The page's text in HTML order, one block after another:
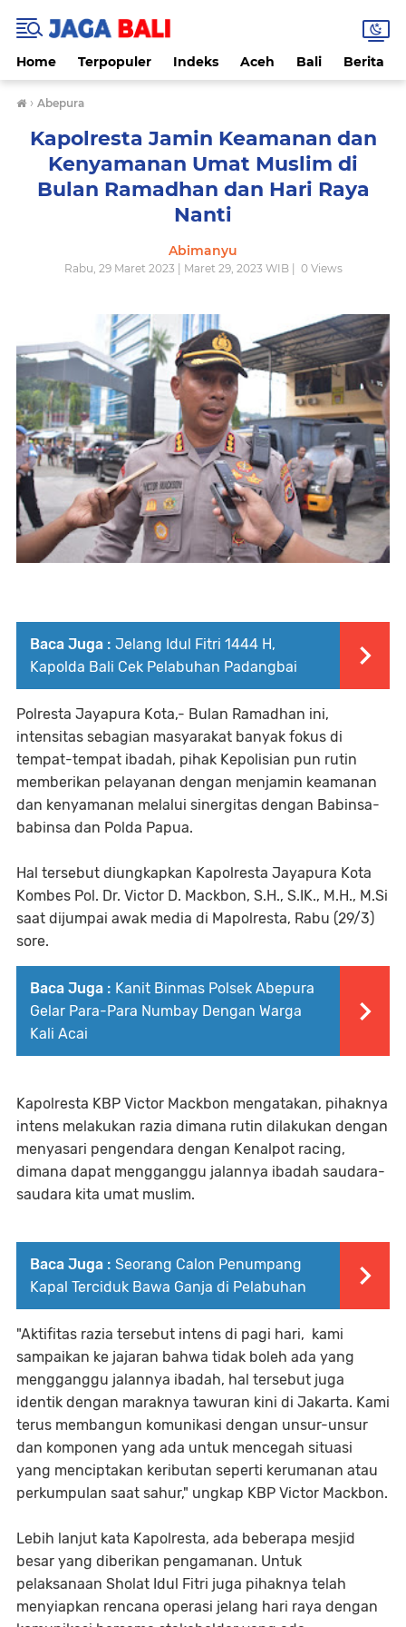
Home Terpopuler Indeks Aceh Bali Berita
› Abepura
Kapolresta Jamin Keamanan dan
Kenyamanan Umat Muslim di
Bulan Ramadhan dan Hari Raya
Nanti
Abimanyu
Rabu, 29 Maret 2023 | Maret 29, 2023 WIB | 0Views
Baca Juga : Jelang Idul Fitri 1444 H,
Kapolda Bali Cek Pelabuhan Padangbai
Polresta Jayapura Kota,- Bulan Ramadhan ini,
intensitas sebagian masyarakat banyak fokus di
tempat-tempat ibadah, pihak Kepolisian pun rutin
memberikan pelayanan dengan menjamin keamanan
dan kenyamanan melalui sinergitas dengan Babinsa-
babinsa dan Polda Papua.
Hal tersebut diungkapkan Kapolresta Jayapura Kota
Kombes Pol. Dr. Victor D. Mackbon, S.H., S.IK., M.H., M.Si
saat dijumpai awak media di Mapolresta, Rabu (29/3)
sore.
Baca Juga : Kanit Binmas Polsek Abepura
Gelar Para-Para Numbay Dengan Warga
Kali Acai
Kapolresta KBP Victor Mackbon mengatakan, pihaknya
intens melakukan razia dimana rutin dilakukan dengan
menyasari pengendara dengan Kenalpot racing,
dimana dapat mengganggu jalannya ibadah saudara-
saudara kita umat muslim.
Baca Juga : Seorang Calon Penumpang
Kapal Terciduk Bawa Ganja di Pelabuhan
"Aktifitas razia tersebut intens di pagi hari, kami
sampaikan ke jajaran bahwa tidak boleh ada yang
mengganggu jalannya ibadah, hal tersebut juga
identik dengan maraknya tawuran kini di Jakarta. Kami
terus membangun komunikasi dengan unsur-unsur
dan komponen yang ada untuk mencegah situasi
yang menciptakan keributan seperti kerumanan atau
perkumpulan saat sahur," ungkap KBP Victor Mackbon.
Lebih lanjut kata Kapolresta, ada beberapa mesjid
besar yang diberikan pengamanan. Untuk
pelaksanaan Sholat Idul Fitri juga pihaknya telah
menyiapkan rencana operasi jelang hari raya dengan